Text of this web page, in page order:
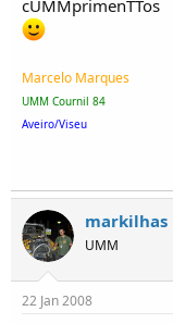
cUMMprimenTTos
Marcelo Marques
UMM Cournil 84
Aveiro/Viseu
markilhas
UMM
22 Jan 2008